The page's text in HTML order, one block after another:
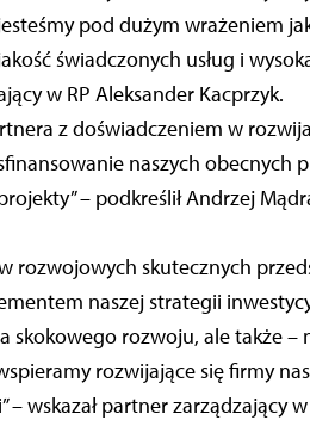
pod dużym wrażeniem
świadczonych usług i
w RP Aleksander Kacprzyk.
z doświadczeniem w
naszych obecnych
– podkreślił Andrzej
rozwojowych skutecznych
naszej strategii
skokowego rozwoju, ale także –
rozwijające się firmy
wskazał partner zarządzający